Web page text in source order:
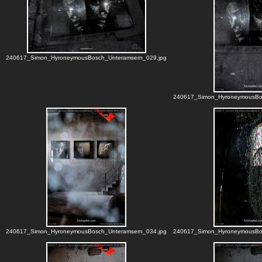
240617_Simon_HyroneymousBosch_Unteramsern_029.jpg
240617_Simon_HyroneymousBosch_Unteramsern_034.jpg